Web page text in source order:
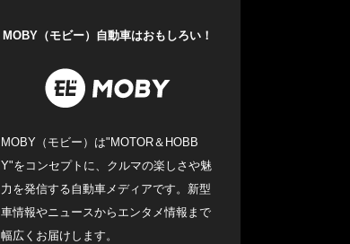
MOBY（モビー）自動車はおもしろい！
MOBY（モビー）は"MOTOR＆HOBB
Y"をコンセプトに、クルマの楽しさや魅
力を発信する自動車メディアです。新型
車情報やニュースからエンタメ情報まで
幅広くお届けします。